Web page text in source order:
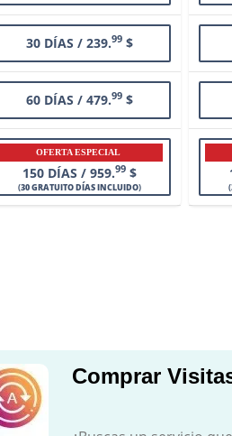
30 DÍAS / 239.99$
60 DÍAS / 479.99$
OFERTA ESPECIAL
150 DÍAS / 959.99$
(30 GRATUITO DÍAS INCLUIDO) (
Comprar